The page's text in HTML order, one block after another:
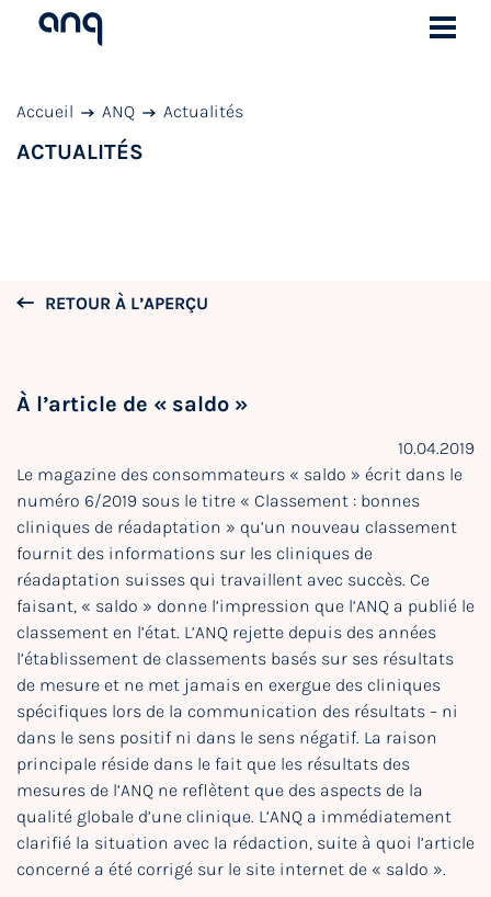
Accueil ANQ Actualités
ACTUALITÉS
RETOUR À L’APERÇU
À l’article de « saldo »
10.04.2019
Le magazine des consommateurs « saldo » écrit dans le
numéro 6/2019 sous le titre « Classement : bonnes
cliniques de réadaptation » qu’un nouveau classement
fournit des informations sur les cliniques de
réadaptation suisses qui travaillent avec succès. Ce
faisant, « saldo » donne l’impression que l’ANQ a publié le
classement en l’état. L’ANQ rejette depuis des années
l’établissement de classements basés sur ses résultats
de mesure et ne met jamais en exergue des cliniques
spécifiques lors de la communication des résultats – ni
dans le sens positif ni dans le sens négatif. La raison
principale réside dans le fait que les résultats des
mesures de l’ANQ ne reflètent que des aspects de la
qualité globale d’une clinique. L’ANQ a immédiatement
clarifié la situation avec la rédaction, suite à quoi l’article
concerné a été corrigé sur le site internet de « saldo ».